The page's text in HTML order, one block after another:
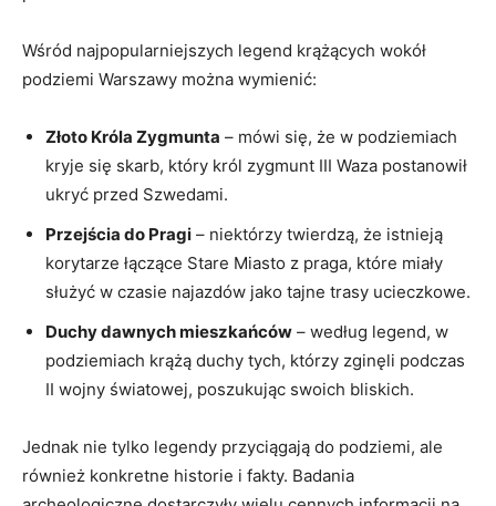
Wśród najpopularniejszych legend krążących wokół
podziemi Warszawy można wymienić:
Złoto Króla Zygmunta – mówi się, że w podziemiach
kryje się skarb, który król zygmunt III Waza postanowił
ukryć przed Szwedami.
Przejścia do Pragi – niektórzy twierdzą, że istnieją
korytarze łączące Stare Miasto z praga, które miały
służyć w czasie najazdów jako tajne trasy ucieczkowe.
Duchy dawnych mieszkańców – według legend, w
podziemiach krążą duchy tych, którzy zginęli podczas
II wojny światowej, poszukując swoich bliskich.
Jednak nie tylko legendy przyciągają do podziemi, ale
również konkretne historie i fakty. Badania